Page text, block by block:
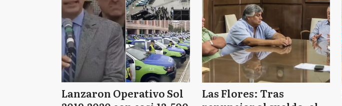
Lanzaron Operativo Sol
Las Flores: Tras